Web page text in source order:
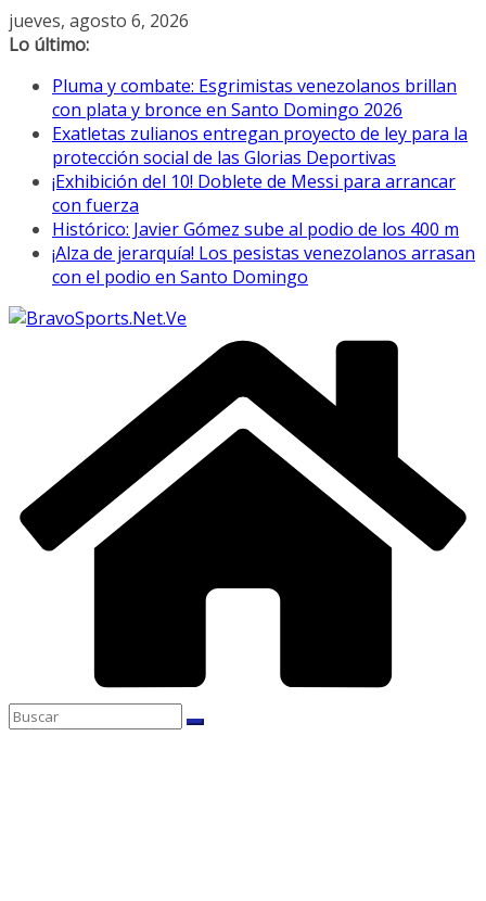
Saltar
al
jueves, agosto 6, 2026
Lo último:
Pluma y combate: Esgrimistas venezolanos brillan
con plata y bronce en Santo Domingo 2026
Exatletas zulianos entregan proyecto de ley para la
protección social de las Glorias Deportivas
¡Exhibición del 10! Doblete de Messi para arrancar
con fuerza
Histórico: Javier Gómez sube al podio de los 400 m
¡Alza de jerarquía! Los pesistas venezolanos arrasan
con el podio en Santo Domingo